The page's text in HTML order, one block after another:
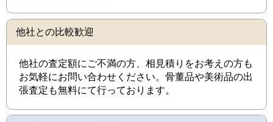
他社との比較歓迎
他社の査定額にご不満の方、相見積りをお考えの方も
お気軽にお問い合わせください。骨董品や美術品の出
張査定も無料にて行っております。